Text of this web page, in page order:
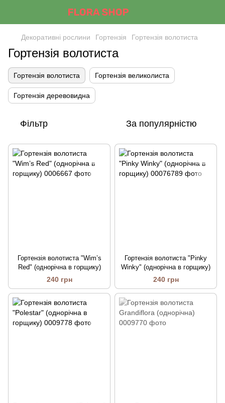
Декоративні рослини Гортензія Гортензія волотиста
Гортензія волотиста
Гортензія волотиста Гортензія великолиста
Гортензія деревовидна
Фільтр За популярністю
Гортензія волотиста "Wim’s
Red" (однорічна в горщику)
240 грн
Гортензія волотиста "Pinky
Winky" (однорічна в горщику)
240 грн